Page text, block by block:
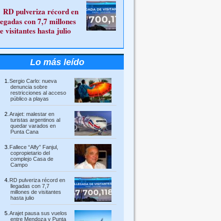
RD pulveriza récord en
con 7,7 millones
visitantes hasta julio
Lo más leído
Sergio Carlo: nueva
denuncia sobre
restricciones al acceso
público a playas
Arajet: malestar en
turistas argentinos al
quedar varados en
Punta Cana
Fallece “Alfy” Fanjul,
copropietario del
complejo Casa de
Campo
RD pulveriza récord en
llegadas con 7,7
millones de visitantes
hasta julio
Arajet pausa sus vuelos
entre Mendoza y Punta